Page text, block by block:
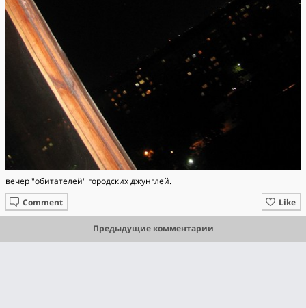
вечер "обитателей" городских джунглей.
Like
Comment
Предыдущие комментарии